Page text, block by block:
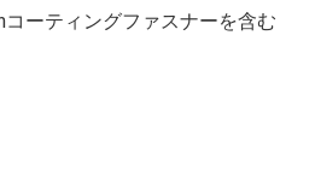
コーティングファスナーを含む